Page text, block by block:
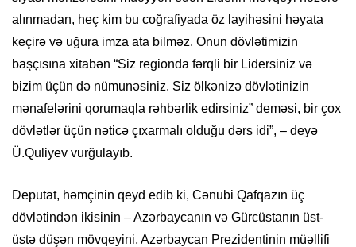
alınmadan, heç kim bu coğrafiyada öz layihəsini həyata
keçirə və uğura imza ata bilməz. Onun dövlətimizin
başçısına xitabən “Siz regionda fərqli bir Lidersiniz və
bizim üçün də nümunəsiniz. Siz ölkənizə dövlətinizin
mənafelərini qorumaqla rəhbərlik edirsiniz” deməsi, bir çox
dövlətlər üçün nəticə çıxarmalı olduğu dərs idi”, – deyə
Ü.Quliyev vurğulayıb.
Deputat, həmçinin qeyd edib ki, Cənubi Qafqazın üç
dövlətindən ikisinin – Azərbaycanın və Gürcüstanın üst-
üstə düşən mövqeyini, Azərbaycan Prezidentinin müəllifi